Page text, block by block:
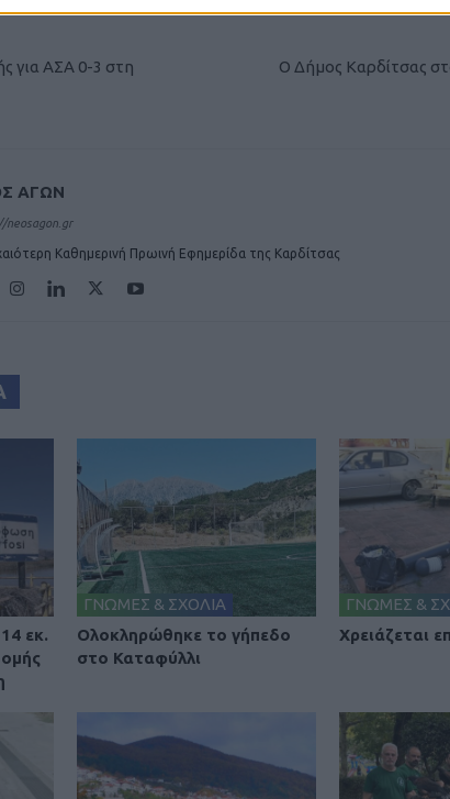
για ΑΣΑ 0-3 στη
Ο Δήμος Καρδίτσας
ΑΓΩΝ
neosagon.gr
Καθημερινή Πρωινή Εφημερίδα της Καρδίτσας
εκ.
ΓΝΩΜΕΣ & ΣΧΟΛΙΑ
Ολοκληρώθηκε το γήπεδο
στο Καταφύλλι
ΓΝΩΜΕΣ &
Χρειάζεται